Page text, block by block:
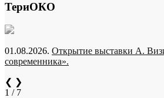
ТериОКО
01.08.2026. Открытие выставки А.
современника».
❮ ❯
1 / 7